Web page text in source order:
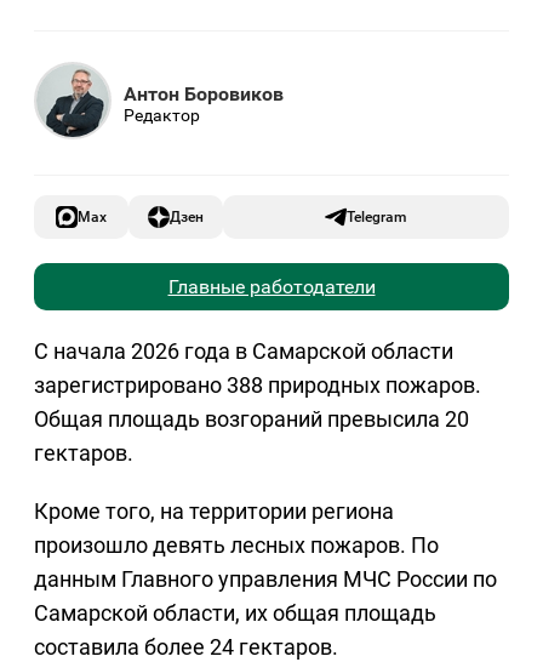
Антон Боровиков
Редактор
Max Дзен Telegram
Главные работодатели
С начала 2026 года в Самарской области
зарегистрировано 388 природных пожаров.
Общая площадь возгораний превысила 20
гектаров.
Кроме того, на территории региона
произошло девять лесных пожаров. По
данным Главного управления МЧС России по
Самарской области, их общая площадь
составила более 24 гектаров.